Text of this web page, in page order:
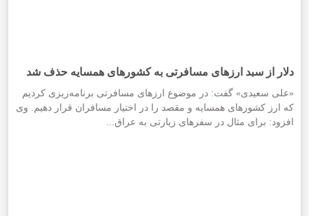
دلار از سبد ارزهای مسافرتی به کشورهای همسایه حذف شد
«علی سعیدی» گفت: در موضوع ارزهای مسافرتی برنامه‌ریزی کردیم
که ارز کشورهای همسایه و مقصد را در اختیار مسافران قرار دهیم. وی
افزود: برای مثال در سفرهای زیارتی به عراق...